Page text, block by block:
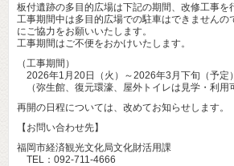
板付遺跡の多目的広場は下記の期間、改修工事を
工事期間中は多目的広場での駐車はできませんの
にご協力をお願いいたします。
工事期間はご不便をおかけいたします。
（工事期間）
2026年1月20日（火）～2026年3月下旬（予定）
（弥生館、復元環濠、屋外トイレは見学・利用
再開の日程については、改めてお知らせします。
【お問い合わせ先】
福岡市経済観光文化局文化財活用課
TEL：092-711-4666